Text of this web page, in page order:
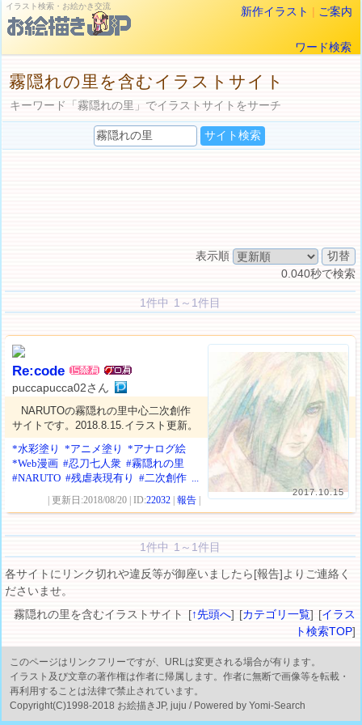
イラスト検索・お絵かき交流 新作イラスト | ご案内
ワード検索
霧隠れの里を含むイラストサイト
キーワード「霧隠れの里」でイラストサイトをサーチ
表示順
0.040秒で検索
1件中 1～1件目
2017.10.15
Re:code
puccapucca02さん
NARUTOの霧隠れの里中心二次創作
サイトです。2018.8.15.イラスト更新。
*水彩塗り
*アニメ塗り
*アナログ絵
*Web漫画 #忍刀七人衆 #霧隠れの里
#NARUTO #残虐表現有り #二次創作 ...
| 更新日:2018/08/20 | ID:22032 |報告
1件中 1～1件目
各サイトにリンク切れや違反等が御座いましたら[報告]よりご連絡く
ださいませ。
霧隠れの里を含むイラストサイト [↑先頭へ] [カテゴリ一覧] [イラス
ト検索TOP]
このページはリンクフリーですが、URLは変更される場合が有ります。
イラスト及び文章の著作権は作者に帰属します。作者に無断で画像等を転載・
再利用することは法律で禁止されています。
Copyright(C)1998-2018 お絵描きJP, juju / Powered by Yomi-Search